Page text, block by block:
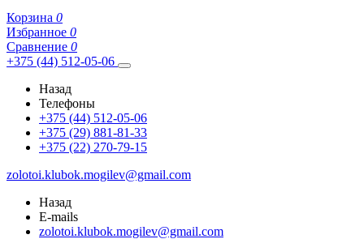
Корзина 0
Избранное 0
Сравнение 0
+375 (44) 512-05-06
Назад
Телефоны
+375 (44) 512-05-06
+375 (29) 881-81-33
+375 (22) 270-79-15
zolotoi.klubok.mogilev@gmail.com
Назад
E-mails
zolotoi.klubok.mogilev@gmail.com